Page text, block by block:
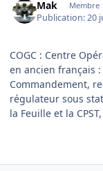
Mak Membre
Publication:20
COGC : Centre
en ancien français
Commandement,
régulateur sous
la Feuille et la